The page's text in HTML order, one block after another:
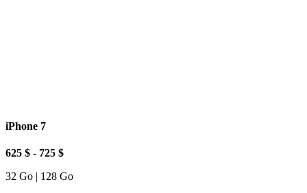
iPhone 7
625 $ - 725 $
32 Go | 128 Go